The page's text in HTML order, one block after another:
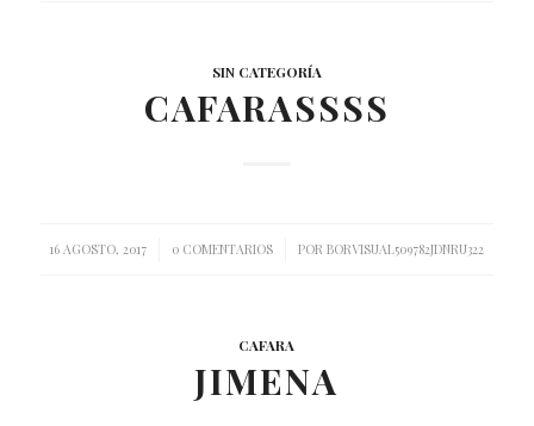
SIN CATEGORÍA
CAFARASSSS
16 AGOSTO, 2017
/ 0 COMENTARIOS
/ PORBORVISUAL509782JDNRU322
CAFARA
JIMENA